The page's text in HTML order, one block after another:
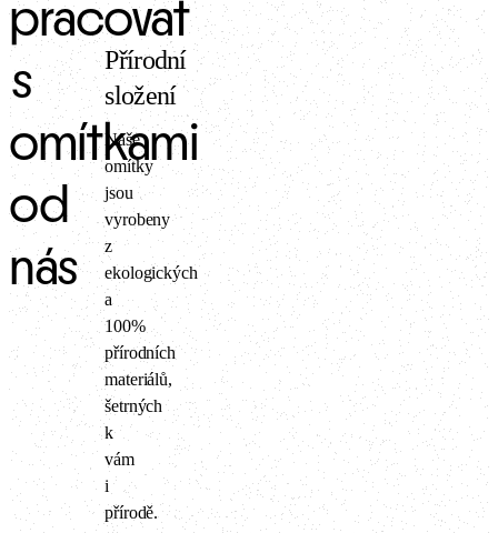
pracovat
s
omítkami
od
nás
Přírodní
složení
Naše
omítky
jsou
vyrobeny
z
ekologických
a
100%
přírodních
materiálů,
šetrných
k
vám
i
přírodě.